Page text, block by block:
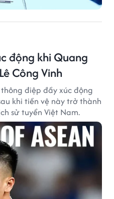
động khi Quang
Công Vinh
điệp đầy xúc động
khi tiền vệ này trở thành
sử tuyển Việt Nam.